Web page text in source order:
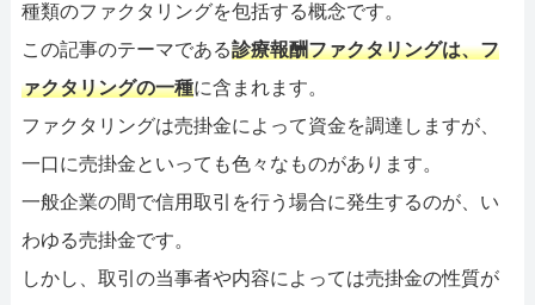
種類のファクタリングを包括する概念です。
この記事のテーマである診療報酬ファクタリングは、フ
ァクタリングの一種に含まれます。
ファクタリングは売掛金によって資金を調達しますが、
一口に売掛金といっても色々なものがあります。
一般企業の間で信用取引を行う場合に発生するのが、い
わゆる売掛金です。
しかし、取引の当事者や内容によっては売掛金の性質が